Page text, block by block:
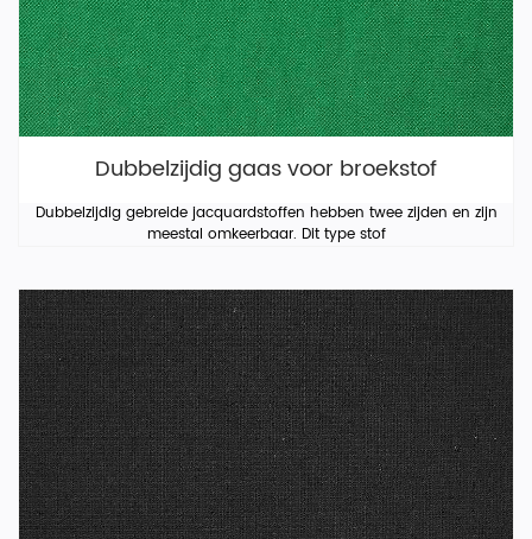
Dubbelzijdig gaas voor broekstof
Dubbelzijdig gebreide jacquardstoffen hebben twee zijden en zijn
meestal omkeerbaar. Dit type stof